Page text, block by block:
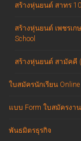
สร้างหุ่นยนต์ สาทร
สร้างหุ่นยนต์ เพชรเก
School
สร้างหุ่นยนต์ สามัคคี
ใบสมัครนักเรียน
แบบ Form ใบสมัครงา
พันธมิตรธุรกิจ